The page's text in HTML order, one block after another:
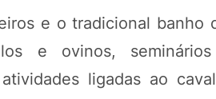
e o tradicional banho
e ovinos,
ligadas ao